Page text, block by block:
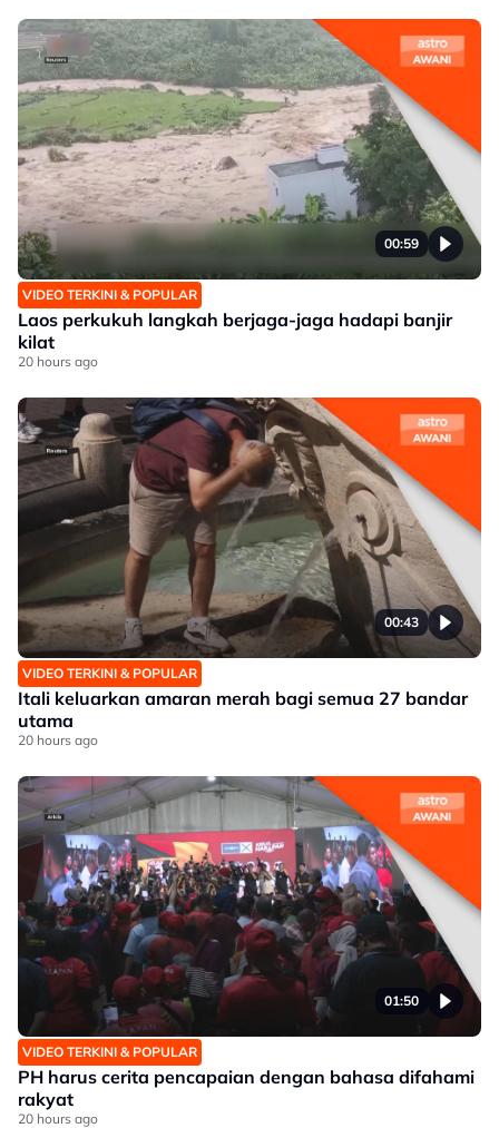
00:59
VIDEO TERKINI & POPULAR
Laos perkukuh langkah berjaga-jaga hadapi banjir
kilat
20 hours ago
00:43
VIDEO TERKINI & POPULAR
Itali keluarkan amaran merah bagi semua 27 bandar
utama
20 hours ago
01:50
VIDEO TERKINI & POPULAR
PH harus cerita pencapaian dengan bahasa difahami
rakyat
20 hours ago